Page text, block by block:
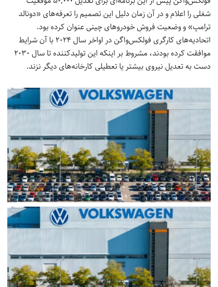
شغلی را اعلام و در آن زمان دلیل این تصمیم را تعرفه‌های «دونالد
ترامپ» و وضعیت فروش خودروهای چینی عنوان کرده بود.
اتحادیه‌های کارگری فولکس‌واگن در اواخر سال ۲۰۲۴ با آن شرایط
موافقت کرده بودند، مشروط بر اینکه این تولیدکننده تا سال ۲۰۳۰
دست به تعدیل نیروی بیشتر یا تعطیلی کارخانه‌های دیگر نزند.